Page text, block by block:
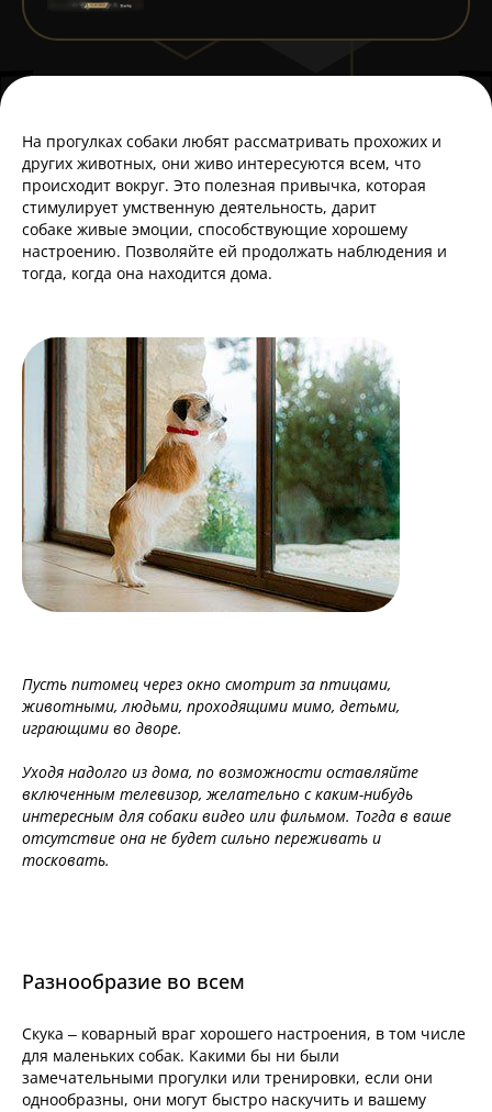
На прогулках собаки любят рассматривать прохожих и
других животных, они живо интересуются всем, что
происходит вокруг. Это полезная привычка, которая
стимулирует умственную деятельность, дарит
собаке живые эмоции, способствующие хорошему
настроению. Позволяйте ей продолжать наблюдения и
тогда, когда она находится дома.
Пусть питомец через окно смотрит за птицами,
животными, людьми, проходящими мимо, детьми,
играющими во дворе.
Уходя надолго из дома, по возможности оставляйте
включенным телевизор, желательно с каким-нибудь
интересным для собаки видео или фильмом. Тогда в ваше
отсутствие она не будет сильно переживать и
тосковать.
Разнообразие во всем
Скука – коварный враг хорошего настроения, в том числе
для маленьких собак. Какими бы ни были
замечательными прогулки или тренировки, если они
однообразны, они могут быстро наскучить и вашему